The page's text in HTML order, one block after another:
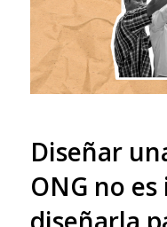
Diseñar
ONG no